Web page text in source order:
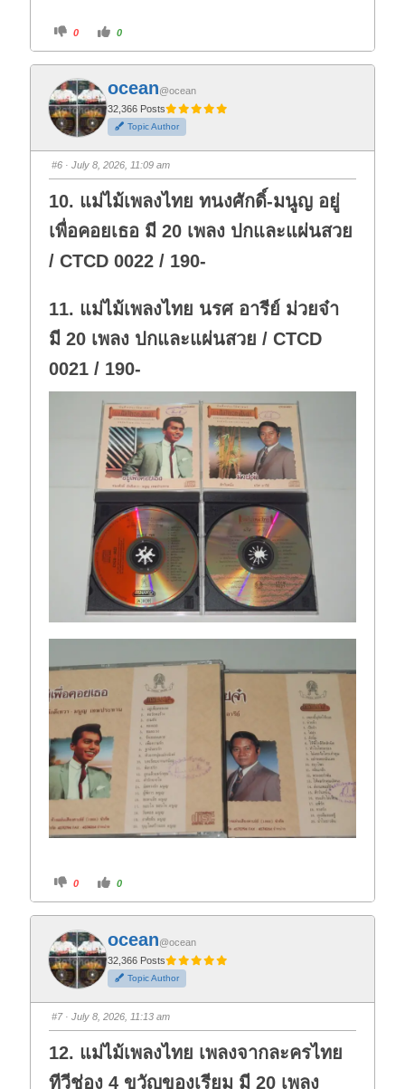
C
i
k
f
o
r
t
h
u
m
b
d
o
n
.
0
C
i
k
o
t
h
u
m
b
u
p
0
ocean@ocean
32,366 Posts
Topic Author
#6 · July 8, 2026, 11:09 am
10. แม่ไม้เพลงไทย ทนงศักดิ์-มนูญ อยู่
เพื่อคอยเธอ มี 20 เพลง ปกและแผ่นสวย
/ CTCD 0022 / 190-
11. แม่ไม้เพลงไทย นรศ อารีย์ ม่วยจ๋า
มี 20 เพลง ปกและแผ่นสวย / CTCD
0021 / 190-
C
i
f
o
r
t
h
u
m
d
o
n
.
0
C
i
o
t
h
u
m
u
p
0
ocean@ocean
32,366 Posts
Topic Author
#7· July 8, 2026, 11:13 am
12. แม่ไม้เพลงไทย เพลงจากละครไทย
ทีวีช่อง 4 ขวัญของเรียม มี 20 เพลง